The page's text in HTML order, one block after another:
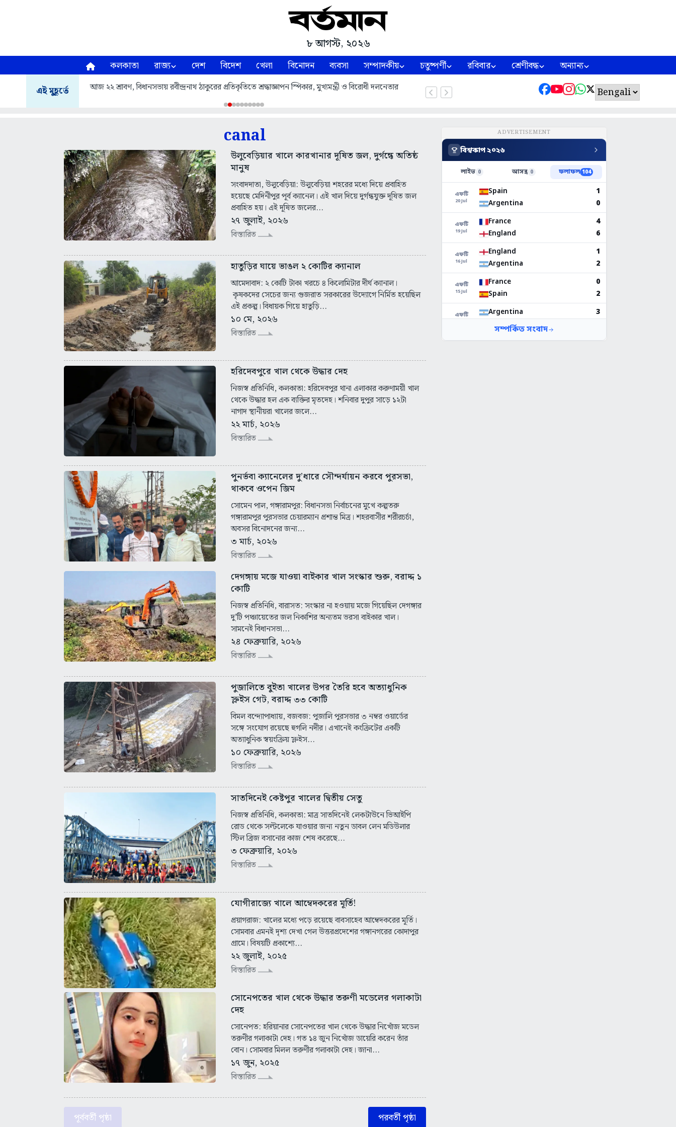
৮ আগস্ট, ২০২৬
কলকাতা রাজ্য দেশ বিদেশ খেলা বিনোদন ব্যবসা সম্পাদকীয় চতুষ্পর্ণী রবিবার শ্রেণীবদ্ধ অন্যান্য
এই মুহূর্তে আজ ২২ শ্রাবণ, বিধানসভায় রবীন্দ্রনাথ ঠাকুরের প্রতিকৃতিতে শ্রদ্ধাজ্ঞাপন স্পিকার, মুখ্যমন্ত্রী ও বিরোধী দলনেতার
canal
উলুবেড়িয়ার খালে কারখানার দূষিত জল, দুর্গন্ধে অতিষ্ঠ
মানুষ
সংবাদদাতা, উলুবেড়িয়া: উলুবেড়িয়া শহরের মধ্যে দিয়ে প্রবাহিত
হয়েছে মেদিনীপুর পূর্ব ক্যানেল। এই খাল দিয়ে দুর্গন্ধযুক্ত দূষিত জল
প্রবাহিত হয়। এই দূষিত জলের...
২৭ জুলাই, ২০২৬
বিস্তারিত
হাতুড়ির ঘায়ে ভাঙল ২ কোটির ক্যানাল
আমেদাবাদ: ২ কোটি টাকা খরচে ৪ কিলোমিটার দীর্ঘ ক্যানাল।
কৃষকদের সেচের জন্য গুজরাত সরকারের উদ্যোগে নির্মিত হয়েছিল
এই প্রকল্প। বিধায়ক গিয়ে হাতুড়ি...
১০ মে, ২০২৬
বিস্তারিত
হরিদেবপুরে খাল থেকে উদ্ধার দেহ
নিজস্ব প্রতিনিধি, কলকাতা: হরিদেবপুর থানা এলাকার করুণাময়ী খাল
থেকে উদ্ধার হল এক ব্যক্তির মৃতদেহ। শনিবার দুপুর সাড়ে ১২টা
নাগাদ স্থানীয়রা খালের জলে...
২২ মার্চ, ২০২৬
বিস্তারিত
পুনর্ভবা ক্যানেলের দু’ধারে সৌন্দর্যায়ন করবে পুরসভা,
থাকবে ওপেন জিম
সোমেন পাল, গঙ্গারামপুর: বিধানসভা নির্বাচনের মুখে কল্পতরু
গঙ্গারামপুর পুরসভার চেয়ারম্যান প্রশান্ত মিত্র। শহরবাসীর শরীরচর্চা,
অবসর বিনোদনের জন্য...
৩ মার্চ, ২০২৬
বিস্তারিত
দেগঙ্গায় মজে যাওয়া বাইকার খাল সংস্কার শুরু, বরাদ্দ ১
কোটি
নিজস্ব প্রতিনিধি, বারাসত: সংস্কার না হওয়ায় মজে গিয়েছিল দেগঙ্গার
দু’টি পঞ্চায়েতের জল নিকাশির অন্যতম ভরসা বাইকার খাল।
সামনেই বিধানসভা...
২৪ ফেব্রুয়ারি, ২০২৬
বিস্তারিত
পুজালিতে বুইতা খালের উপর তৈরি হবে অত্যাধুনিক
স্লুইস গেট, বরাদ্দ ৩৩ কোটি
বিমল বন্দ্যোপাধ্যায়, বজবজ: পুজালি পুরসভার ৩ নম্বর ওয়ার্ডের
সঙ্গে সংযোগ রয়েছে হুগলি নদীর। এখানেই কংক্রিটের একটি
অত্যাধুনিক স্বয়ংক্রিয় স্লুইস...
১০ ফেব্রুয়ারি, ২০২৬
বিস্তারিত
সাতদিনেই কেষ্টপুর খালের দ্বিতীয় সেতু
নিজস্ব প্রতিনিধি, কলকাতা: মাত্র সাতদিনেই লেকটাউনে ভিআইপি
রোড থেকে সল্টলেকে যাওয়ার জন্য নতুন ডাবল লেন মডিউলার
স্টিল ব্রিজ বসানোর কাজ শেষ করেছে...
৩ ফেব্রুয়ারি, ২০২৬
বিস্তারিত
যোগীরাজ্যে খালে আম্বেদকরের মূর্তি!
প্রয়াগরাজ: খালের মধ্যে পড়ে রয়েছে বাবসাহেব আম্বেদকরের মূর্তি।
সোমবার এমনই দৃশ্য দেখা গেল উত্তরপ্রদেশের গঙ্গানগরের কোদাপুর
গ্রামে। বিষয়টি প্রকাশ্যে...
২২ জুলাই, ২০২৫
বিস্তারিত
সোনেপতের খাল থেকে উদ্ধার তরুণী মডেলের গলাকাটা
দেহ
সোনেপত: হরিয়ানার সোনেপতের খাল থেকে উদ্ধার নিখোঁজ মডেল
তরুণীর গলাকাটা দেহ। গত ১৪ জুন নিখোঁজ ডায়েরি করেন তাঁর
বোন। সোমবার মিলল তরুণীর গলাকাটা দেহ। জানা...
১৭ জুন, ২০২৫
বিস্তারিত
পূর্ববর্তী পৃষ্ঠা পরবর্তী পৃষ্ঠা
ADVERTISEMENT